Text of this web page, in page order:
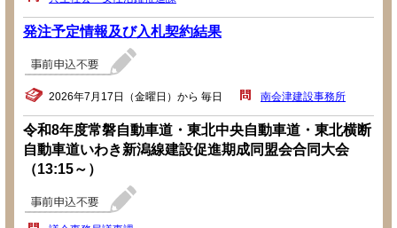
発注予定情報及び入札契約結果
2026年7月17日（金曜日）から 毎日 南会津建設事務所
令和8年度常磐自動車道・東北中央自動車道・東北横断
自動車道いわき新潟線建設促進期成同盟会合同大会
（13:15～）